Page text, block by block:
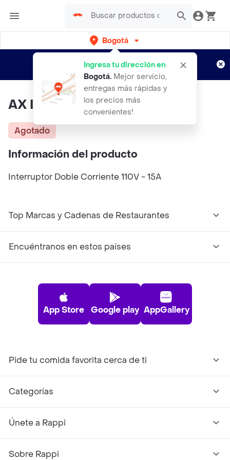
Bogotá
Ingresa tu dirección en
Bogotá. Mejor servicio,
entregas más rápidas y
los precios más
convenientes!
envíos gratis por semanas
Aplican TyC
AX Interruptor Eléctrico Doble
Agotado
Información del producto
Interruptor Doble Corriente 110V - 15A
Top Marcas y Cadenas de Restaurantes
Encuéntranos en estos países
App Store Google play AppGallery
Pide tu comida favorita cerca de ti
Categorías
Únete a Rappi
Sobre Rappi